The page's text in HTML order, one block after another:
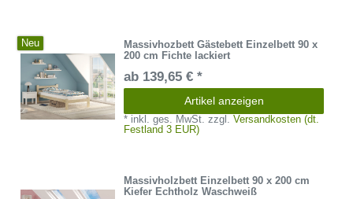
Neu
Massivhozbett Gästebett Einzelbett 90 x
200 cm Fichte lackiert
ab 139,65 € *
Artikel anzeigen
* inkl. ges. MwSt. zzgl.Versandkosten (dt.
Festland 3 EUR)
Massivholzbett Einzelbett 90 x 200 cm
Kiefer Echtholz Waschweiß